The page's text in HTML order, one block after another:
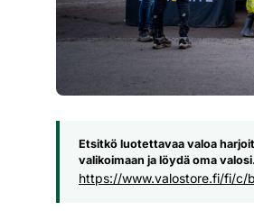
Etsitkö luotettavaa valoa
valikoimaan ja löydä oma valosi.
https://www.valostore.fi/fi/c/